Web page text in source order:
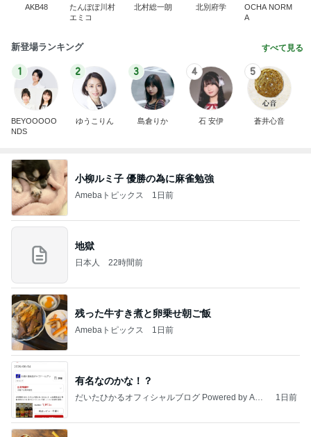
AKB48
たんぽぽ川村
エミコ
北村総一朗 北別府学
OCHA NORM
A
新登場ランキング すべて見る
1
BEYOOOOO
NDS
2
ゆうこりん
3
島倉りか
4
石 安伊
5
蒼井心音
小柳ルミ子 優勝の為に麻雀勉強
Amebaトピックス 1日前
地獄
日本人 22時間前
残った牛すき煮と卵乗せ朝ご飯
Amebaトピックス 1日前
有名なのかな！？
だいたひかるオフィシャルブログ Powered by Ame
1日前